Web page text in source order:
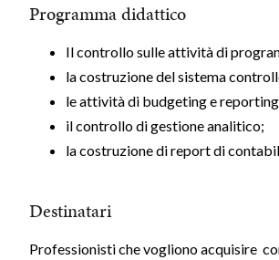
Programma didattico
Il controllo sulle attività di
la costruzione del sistema
le attività di budgeting e
il controllo di gestione analitico;
la costruzione di report di
Destinatari
Professionisti che vogliono acquisire